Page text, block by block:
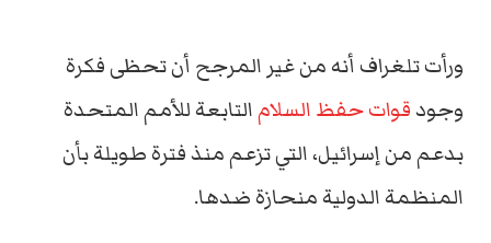
ورأت تلغراف أنه من غير المرجح أن تحظى فكرة
وجودقوات حفظ السلامالتابعة للأمم المتحدة
بدعم من إسرائيل، التي تزعم منذ فترة طويلة بأن
المنظمة الدولية منحازة ضدها.